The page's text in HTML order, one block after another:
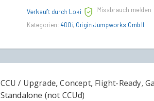
Verkauft durch Loki
Missbrauch melden
Kategorien: 400i, Origin Jumpworks GmbH
CCU / Upgrade, Concept, Flight-Ready,
Standalone (not CCUd)